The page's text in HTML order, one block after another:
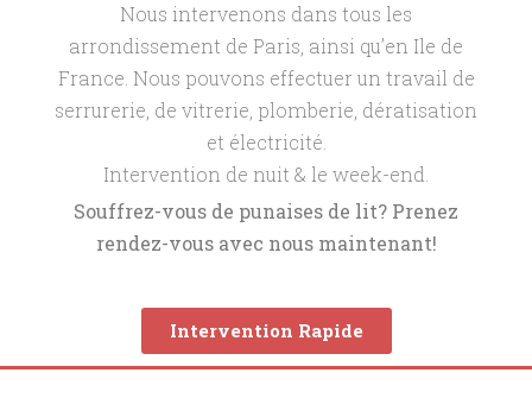
Nous intervenons dans tous les
arrondissement de Paris, ainsi qu’en Ile de
France. Nous pouvons effectuer un travail de
serrurerie, de vitrerie, plomberie, dératisation
et électricité.
Intervention de nuit & le week-end.
Souffrez-vous de punaises de lit? Prenez
rendez-vous avec nous maintenant!
Intervention Rapide